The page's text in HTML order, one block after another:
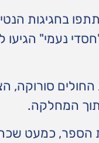
בחגיגות
נעמי" הגיעו
סורוקה,
המחלקה.
הספר, כמעט